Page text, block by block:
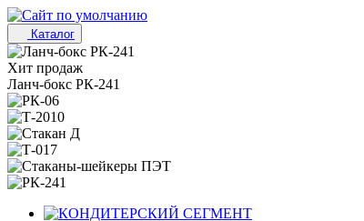
Каталог
Хит продаж
Ланч-бокс РК-241